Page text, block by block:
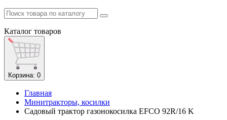
Каталог товаров
Корзина: 0
Главная
Минитракторы, косилки
Садовый трактор газонокосилка EFCO 92R/16 K